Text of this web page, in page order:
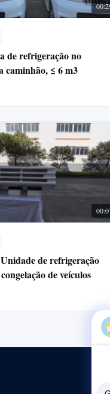
de refrigeração no
caminhão, ≤ 6 m3
de refrigeração
de veículos